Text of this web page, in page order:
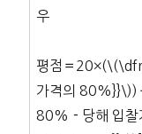
우
평점＝
가격의 80%}}\))
80%－당해 입